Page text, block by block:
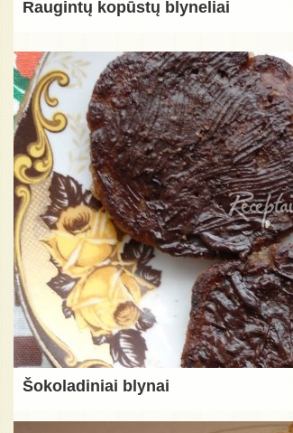
Raugintų kopūstų blyneliai
Šokoladiniai blynai